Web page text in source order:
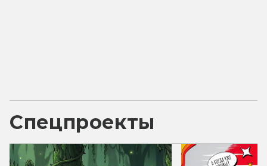
Спецпроекты